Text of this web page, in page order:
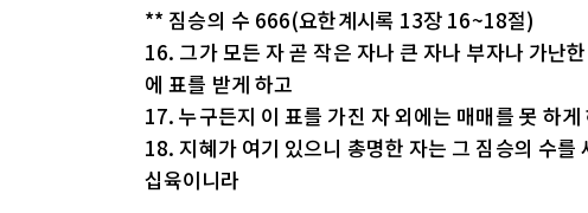
** 짐승의 수 666(요한계시록 13장 16~18절)
16. 그가 모든 자 곧 작은 자나 큰 자나 부자나 가난
에 표를 받게 하고
17. 누구든지 이 표를 가진 자 외에는 매매를 못 하
18. 지혜가 여기 있으니 총명한 자는 그 짐승의 수
십육이니라